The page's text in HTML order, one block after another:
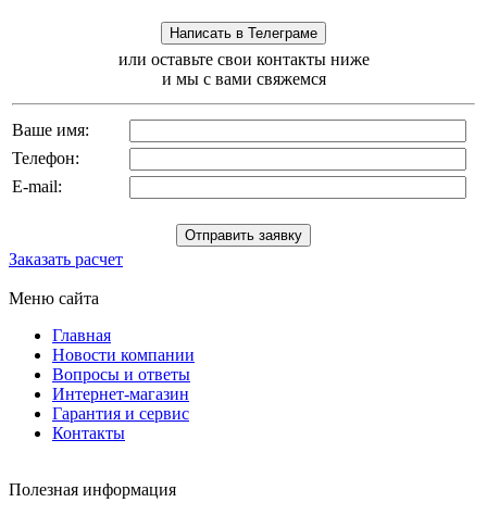
или оставьте свои контакты ниже
и мы с вами свяжемся
Ваше имя:
Телефон:
E-mail:
Заказать расчет
Меню сайта
Главная
Новости компании
Вопросы и ответы
Интернет-магазин
Гарантия и сервис
Контакты
Полезная информация